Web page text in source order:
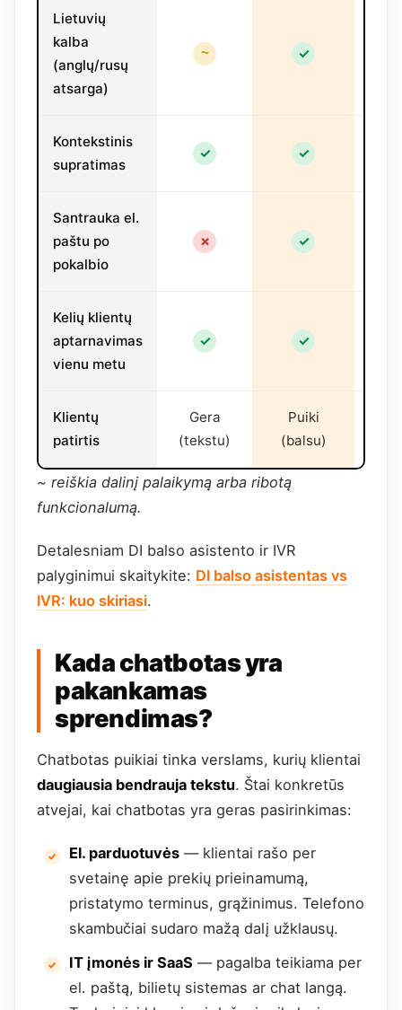
Lietuvių
kalba
(anglų/rusų
atsarga)
~ ✓
Kontekstinis
supratimas
✓ ✓
Santrauka el.
paštu po
pokalbio
✗ ✓
Kelių klientų
aptarnavimas
vienu metu
✓ ✓
Klientų
patirtis
Gera
(tekstu)
Puiki
(balsu)
~ reiškia dalinį palaikymą arba ribotą
funkcionalumą.
Detalesniam DI balso asistento ir IVR
palyginimui skaitykite: DI balso asistentas vs
IVR: kuo skiriasi.
Kada chatbotas yra
pakankamas
sprendimas?
Chatbotas puikiai tinka verslams, kurių klientai
daugiausia bendrauja tekstu. Štai konkretūs
atvejai, kai chatbotas yra geras pasirinkimas:
El. parduotuvės — klientai rašo per
svetainę apie prekių prieinamumą,
pristatymo terminus, grąžinimus. Telefono
skambučiai sudaro mažą dalį užklausų.
IT įmonės ir SaaS — pagalba teikiama per
el. paštą, bilietų sistemas ar chat langą.